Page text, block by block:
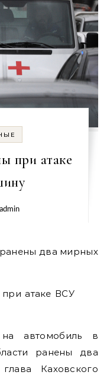
при атаке
admin
два мирных
автомобиль в
ранены два
Каховского